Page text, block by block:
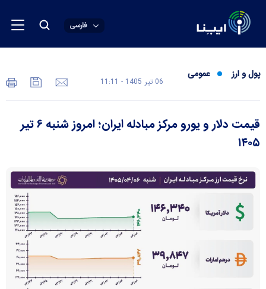
فارسی
پول و ارز عمومی
06 تير 1405 - 11:11
قیمت دلار و یورو مرکز مبادله ایران؛ امروز شنبه ۶ تیر
۱۴۰۵